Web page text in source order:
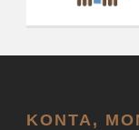
KONTA,